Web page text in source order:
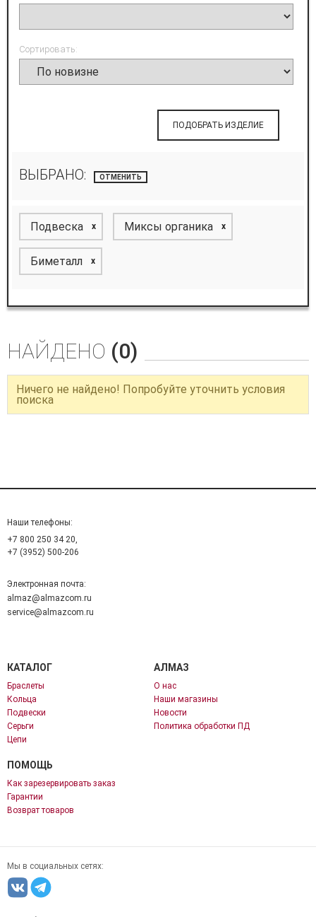
Сортировать:
ПОДОБРАТЬ ИЗДЕЛИЕ
ВЫБРАНО: ОТМЕНИТЬ
Подвеска x Миксы органика x
Биметалл x
НАЙДЕНО (0)
Ничего не найдено! Попробуйте уточнить условия
поиска
Наши телефоны:
+7 800 250 34 20,
+7 (3952) 500-206
Электронная почта:
almaz@almazcom.ru
service@almazcom.ru
КАТАЛОГ
Браслеты
Кольца
Подвески
Серьги
Цепи
АЛМАЗ
О нас
Наши магазины
Новости
Политика обработки ПД
ПОМОЩЬ
Как зарезервировать заказ
Гарантии
Возврат товаров
Мы в социальных сетях: